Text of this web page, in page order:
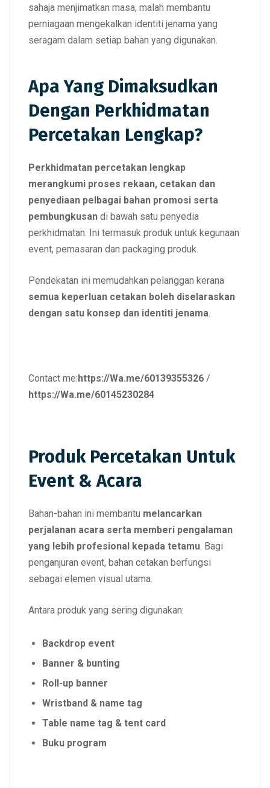
sahaja menjimatkan masa, malah membantu
perniagaan mengekalkan identiti jenama yang
seragam dalam setiap bahan yang digunakan.
Apa Yang Dimaksudkan
Dengan Perkhidmatan
Percetakan Lengkap?
Perkhidmatan percetakan lengkap
merangkumi proses rekaan, cetakan dan
penyediaan pelbagai bahan promosi serta
pembungkusan di bawah satu penyedia
perkhidmatan. Ini termasuk produk untuk kegunaan
event, pemasaran dan packaging produk.
Pendekatan ini memudahkan pelanggan kerana
semua keperluan cetakan boleh diselaraskan
dengan satu konsep dan identiti jenama
Contact me:https://Wa.me/60139355326 /
https://Wa.me/60145230284
Produk Percetakan Untuk
Event & Acara
Bahan-bahan ini membantu melancarkan
perjalanan acara serta memberi pengalaman
yang lebih profesional kepada tetamu. Bagi
penganjuran event, bahan cetakan berfungsi
sebagai elemen visual utama.
Antara produk yang sering digunakan:
Backdrop event
Banner & bunting
Roll-up banner
Wristband & name tag
Table name tag & tent card
Buku program